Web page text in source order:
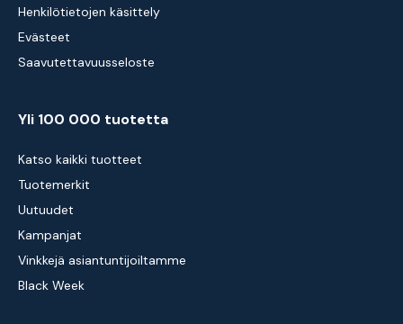
Henkilötietojen käsittely
Evästeet
Saavutettavuusseloste
Yli 100 000 tuotetta
Katso kaikki tuotteet
Tuotemerkit
Uutuudet
Kampanjat
Vinkkejä asiantuntijoiltamme
Black Week